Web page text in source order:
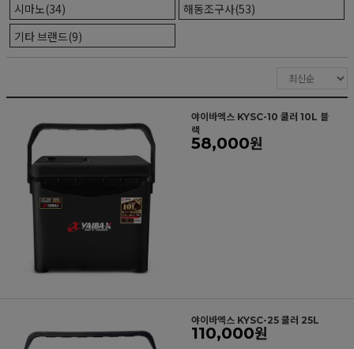
시마노(34)
해동조구사(53)
기타 브랜드(9)
야이바엑스 KYSC-10 쿨러 10L 블
랙
58,000원
야이바엑스 KYSC-25 쿨러 25L
110,000원